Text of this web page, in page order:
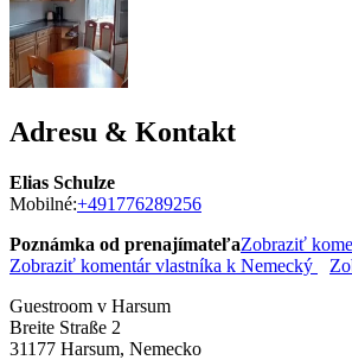
Adresu & Kontakt
Elias Schulze
Mobilné:+491776289256
Poznámka od prenajímateľaZobraziť
Zobraziť komentár vlastníka k Nemecký
Guestroom v Harsum
Breite Straße 2
31177 Harsum, Nemecko